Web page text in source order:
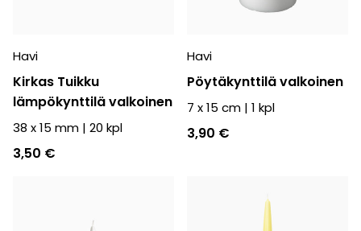
Havi
Kirkas Tuikku
lämpökynttilä valkoinen
38 x 15 mm | 20 kpl
3,50 €
Havi
Pöytäkynttilä valkoinen
7 x 15 cm | 1 kpl
3,90 €